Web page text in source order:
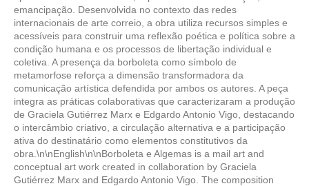
emancipação. Desenvolvida no contexto das redes
internacionais de arte correio, a obra utiliza recursos simples e
acessíveis para construir uma reflexão poética e política sobre a
condição humana e os processos de libertação individual e
coletiva. A presença da borboleta como símbolo de
metamorfose reforça a dimensão transformadora da
comunicação artística defendida por ambos os autores. A peça
integra as práticas colaborativas que caracterizaram a produção
de Graciela Gutiérrez Marx e Edgardo Antonio Vigo, destacando
o intercâmbio criativo, a circulação alternativa e a participação
ativa do destinatário como elementos constitutivos da
obra.\n\nEnglish\n\nBorboleta e Algemas is a mail art and
conceptual art work created in collaboration by Graciela
Gutiérrez Marx and Edgardo Antonio Vigo. The composition